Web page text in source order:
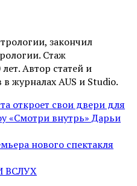
закончил
Стаж
Автор статей и
журналах AUS и Studio.
откроет свои двери для
«Смотри внутрь» Дарьи
нового спектакля
ВСЛУХ